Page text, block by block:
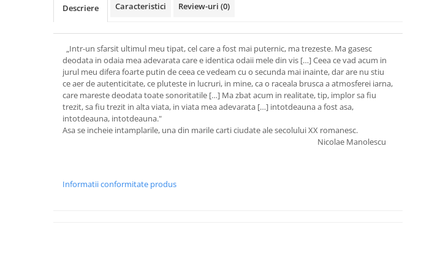
Descriere Caracteristici Review-uri (0)
„Intr-un sfarsit ultimul meu tipat, cel care a fost mai puternic, ma trezeste. Ma gasesc
deodata in odaia mea adevarata care e identica odaii mele din vis […] Ceea ce vad acum in
jurul meu difera foarte putin de ceea ce vedeam cu o secunda mai inainte, dar are nu stiu
ce aer de autenticitate, ce pluteste in lucruri, in mine, ca o raceala brusca a atmosferei iarna,
care mareste deodata toate sonoritatile […] Ma zbat acum in realitate, tip, implor sa fiu
trezit, sa fiu trezit in alta viata, in viata mea adevarata […] intotdeauna a fost asa,
intotdeauna, intotdeauna."
Asa se incheie intamplarile, una din marile carti ciudate ale secolului XX romanesc.
Nicolae Manolescu
Informatii conformitate produs